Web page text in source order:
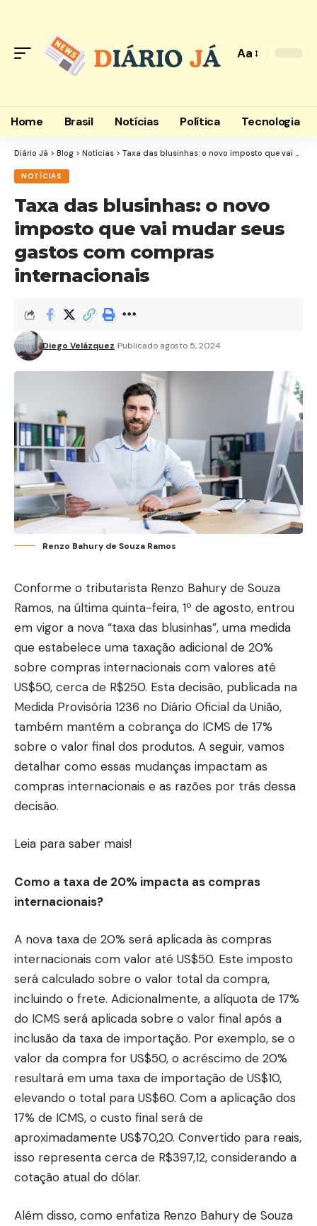
Aa
Home Brasil Notícias Política Tecnologia
Diário Já > Blog > Notícias > Taxa das blusinhas: o novo imposto que vai mudar seus gastos com compras internacionais
NOTÍCIAS
Taxa das blusinhas: o novo
imposto que vai mudar seus
gastos com compras
internacionais
Diego Velázquez Publicado agosto 5, 2024
Renzo Bahury de Souza Ramos
Conforme o tributarista Renzo Bahury de Souza
Ramos, na última quinta-feira, 1º de agosto, entrou
em vigor a nova “taxa das blusinhas”, uma medida
que estabelece uma taxação adicional de 20%
sobre compras internacionais com valores até
US$50, cerca de R$250. Esta decisão, publicada na
Medida Provisória 1236 no Diário Oficial da União,
também mantém a cobrança do ICMS de 17%
sobre o valor final dos produtos. A seguir, vamos
detalhar como essas mudanças impactam as
compras internacionais e as razões por trás dessa
decisão.
Leia para saber mais!
Como a taxa de 20% impacta as compras
internacionais?
A nova taxa de 20% será aplicada às compras
internacionais com valor até US$50. Este imposto
será calculado sobre o valor total da compra,
incluindo o frete. Adicionalmente, a alíquota de 17%
do ICMS será aplicada sobre o valor final após a
inclusão da taxa de importação. Por exemplo, se o
valor da compra for US$50, o acréscimo de 20%
resultará em uma taxa de importação de US$10,
elevando o total para US$60. Com a aplicação dos
17% de ICMS, o custo final será de
aproximadamente US$70,20. Convertido para reais,
isso representa cerca de R$397,12, considerando a
cotação atual do dólar.
Além disso, como enfatiza Renzo Bahury de Souza